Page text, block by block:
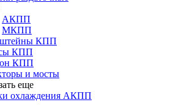
АКПП
МКПП
КПП
КПП
КПП
и мосты
еще
охлаждения АКПП